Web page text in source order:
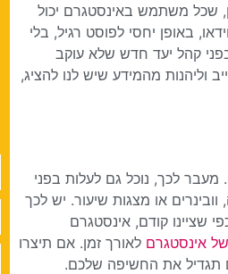
שכל משתמש באינסטגרם יכול
באופן יחסי לפוסט רגיל, בלי
בפני קהל יעד חדש שלא עוקב
וליהנות מהמידע שיש לנו להציג,
לכך, נוכל גם לעלות בפני
או מצגות שיעור. יש לכך
שציינו קודם, אינסטגרם
אינסטגרם לאורך זמן. אם תיצרו
תגדיל את החשיפה שלכם.